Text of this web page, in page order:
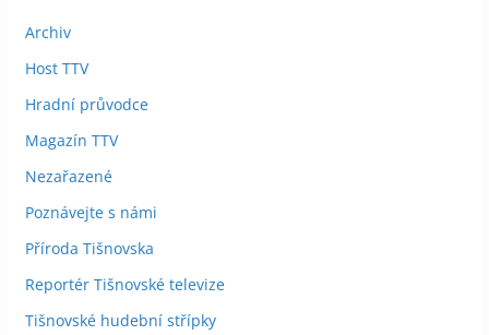
Archiv
Host TTV
Hradní průvodce
Magazín TTV
Nezařazené
Poznávejte s námi
Příroda Tišnovska
Reportér Tišnovské televize
Tišnovské hudební střípky